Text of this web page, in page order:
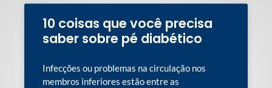
10 coisas que você precisa
saber sobre pé diabético
Infecções ou problemas na circulação nos
membros inferiores estão entre as